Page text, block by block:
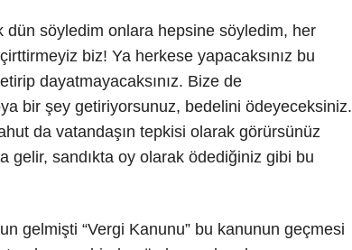
dün söyledim onlara hepsine söyledim, her
biz! Ya herkese yapacaksınız bu
dayatmayacaksınız. Bize de
bir şey getiriyorsunuz, bedelini ödeyeceksiniz.
da vatandaşın tepkisi olarak görürsünüz
gelir, sandıkta oy olarak ödediğiniz gibi bu
gelmişti “Vergi Kanunu” bu kanunun geçmesi